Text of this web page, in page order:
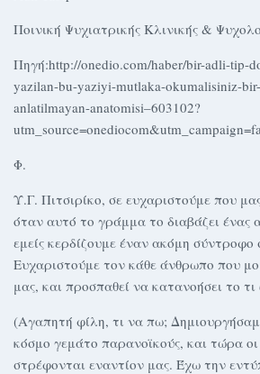
Ποινική Ψυχιατρικής Κλινικής &
Πηγή:http://onedio.com/haber/bir-adli-tip-
yazilan-bu-yaziyi-mutlaka-okumalisiniz-
anlatilmayan-anatomisi–603102?
Φ.
Υ.Γ. Πιτσιρίκο, σε ευχαριστούμε που
όταν αυτό το γράμμα το διαβάζει ένας
εμείς κερδίζουμε έναν ακόμη σύντροφο
Ευχαριστούμε τον κάθε άνθρωπο που
μας, και προσπαθεί να κατανοήσει το τι
(Αγαπητή φίλη, τι να πω;
κόσμο γεμάτο παρανοϊκούς, και τώρα
στρέφονται εναντίον μας. Έχω την